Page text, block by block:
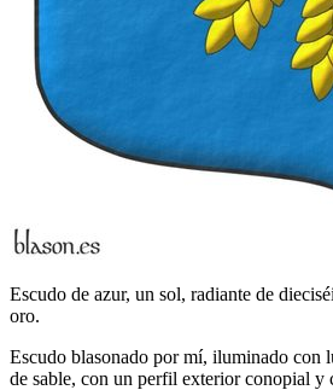
Escudo de azur, un sol, radiante de
oro.
Escudo blasonado por mí, iluminado con
de sable, con un perfil exterior conopial y